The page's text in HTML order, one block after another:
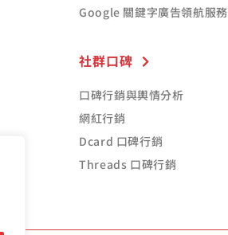
Google 關鍵字廣告領航服務
社群口碑
口碑行銷與輿情分析
網紅行銷
Dcard 口碑行銷
Threads 口碑行銷